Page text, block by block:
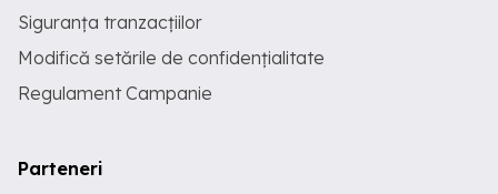
Siguranța tranzacțiilor
Modifică setările de confidențialitate
Regulament Campanie
Parteneri